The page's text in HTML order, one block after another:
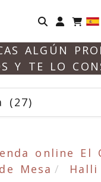
ALGÚN
Y TE LO
(27)
online El
Mesa